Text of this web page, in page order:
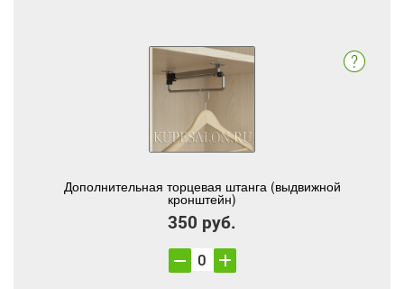
Дополнительная торцевая штанга (выдвижной
кронштейн)
350 руб.